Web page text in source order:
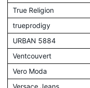
True Religion
trueprodigy
URBAN 5884
Ventcouvert
Vero Moda